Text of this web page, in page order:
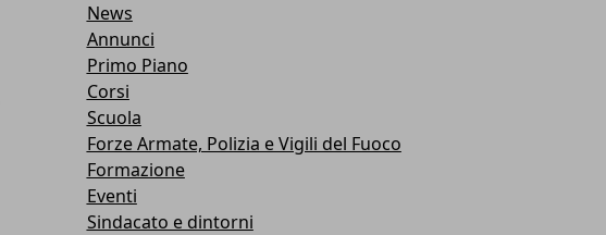
News
Annunci
Primo Piano
Corsi
Scuola
Forze Armate, Polizia e Vigili del Fuoco
Formazione
Eventi
Sindacato e dintorni